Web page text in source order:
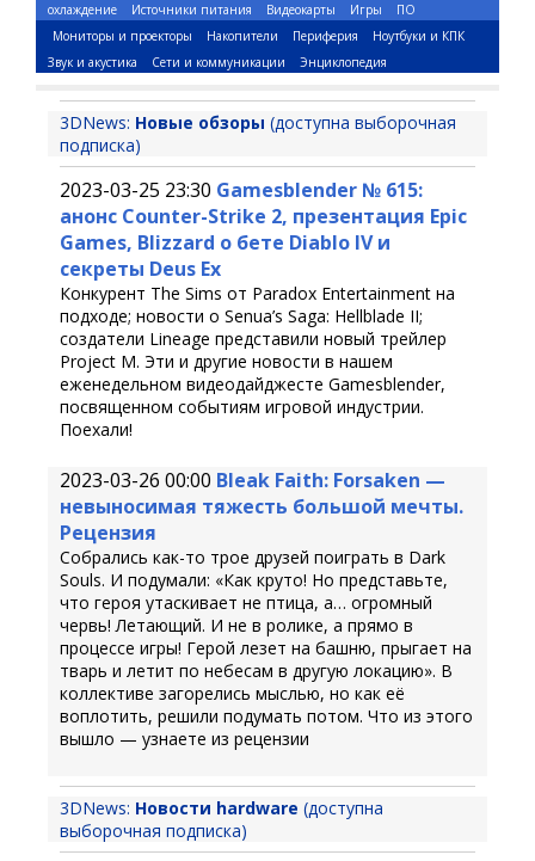
охлаждение
Источники питания Видеокарты Игры
ПО
Мониторы и проекторы
Накопители Периферия
Ноутбуки и КПК
Звук и акустика
Сети и коммуникации Энциклопедия
3DNews: Новые обзоры (доступна выборочная
подписка)
2023-03-25 23:30 Gamesblender № 615:
анонс Counter-Strike 2, презентация Epic
Games, Blizzard о бете Diablo IV и
секреты Deus Ex
Конкурент The Sims от Paradox Entertainment на
подходе; новости о Senua’s Saga: Hellblade II;
создатели Lineage представили новый трейлер
Project M. Эти и другие новости в нашем
еженедельном видеодайджесте Gamesblender,
посвященном событиям игровой индустрии.
Поехали!
2023-03-26 00:00 Bleak Faith: Forsaken —
невыносимая тяжесть большой мечты.
Рецензия
Собрались как-то трое друзей поиграть в Dark
Souls. И подумали: «Как круто! Но представьте,
что героя утаскивает не птица, а… огромный
червь! Летающий. И не в ролике, а прямо в
процессе игры! Герой лезет на башню, прыгает на
тварь и летит по небесам в другую локацию». В
коллективе загорелись мыслью, но как её
воплотить, решили подумать потом. Что из этого
вышло — узнаете из рецензии
3DNews: Новости hardware (доступна
выборочная подписка)